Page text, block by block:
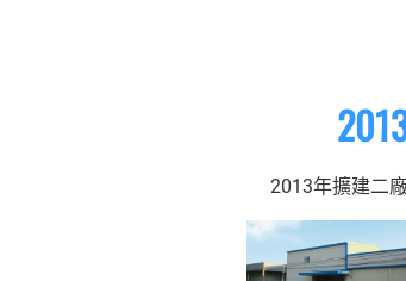
2013年擴建二